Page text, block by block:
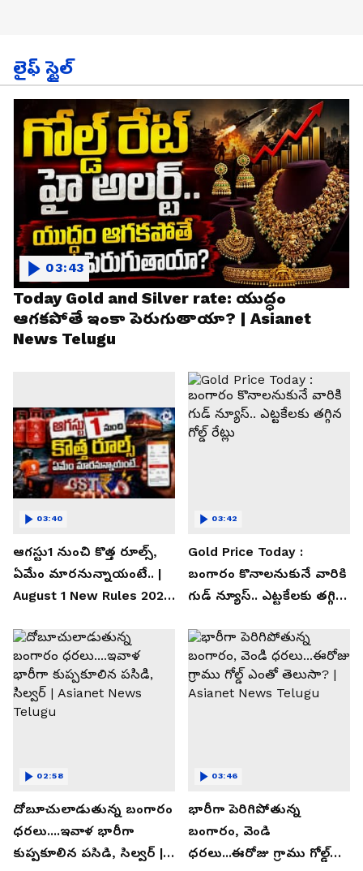
లైఫ్ స్టైల్
Today Gold and Silver rate: యుద్ధం
ఆగకపోతే ఇంకా పెరుగుతాయా? | Asianet
News Telugu
03:43
ఆగస్టు1 నుంచి కొత్త రూల్స్,
ఏమేం మారనున్నాయంటే.. |
August 1 New Rules 2026
03:40
Gold Price Today :
బంగారం కొనాలనుకునే వారికి
గుడ్ న్యూస్.. ఎట్టకేలకు తగ్గిన
03:42
దోబూచులాడుతున్న బంగారం
ధరలు....ఇవాళ భారీగా
కుప్పకూలిన పసిడి, సిల్వర్ |
02:58
భారీగా పెరిగిపోతున్న
బంగారం, వెండి
ధరలు...ఈరోజు గ్రాము గోల్డ్
03:46